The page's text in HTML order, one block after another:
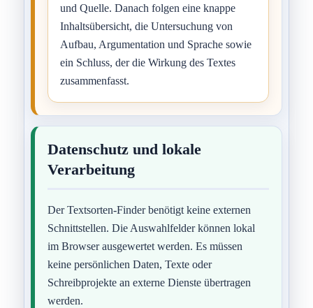
und Quelle. Danach folgen eine knappe
Inhaltsübersicht, die Untersuchung von
Aufbau, Argumentation und Sprache sowie
ein Schluss, der die Wirkung des Textes
zusammenfasst.
Datenschutz und lokale
Verarbeitung
Der Textsorten-Finder benötigt keine externen
Schnittstellen. Die Auswahlfelder können lokal
im Browser ausgewertet werden. Es müssen
keine persönlichen Daten, Texte oder
Schreibprojekte an externe Dienste übertragen
werden.